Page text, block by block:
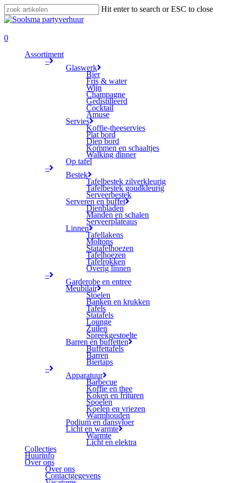
Skip
to
content
Hit enter to search or ESC to close
Close
0
Assortiment
–
Glaswerk
Bier
Fris & water
Wijn
Champagne
Gedistilleerd
Cocktail
Amuse
Servies
Koffie-theeservies
Plat bord
Diep bord
Kommen en schaaltjes
Walking dinner
Op tafel
–
Bestek
Tafelbestek zilverkleurig
Tafelbestek goudkleurig
Serveerbestek
Serveren en buffet
Dienbladen
Manden en schalen
Serveerplateaus
Linnen
Tafellakens
Moltons
Statafelhoezen
Tafelhoezen
Tafelrokken
Overig linnen
–
Garderobe en entree
Meubilair
Stoelen
Banken en krukken
Tafels
Statafels
Lounge
Zuilen
Spreekgestoelte
Barren en buffetten
Buffettafels
Barren
Biertaps
–
Apparatuur
Barbecue
Koffie en thee
Koken en frituren
Spoelen
Koelen en vriezen
Warmhouden
Podium en dansvloer
Licht en warmte
Warmte
Licht en elektra
Collecties
Huurinfo
Over ons
Over ons
Contactgegevens